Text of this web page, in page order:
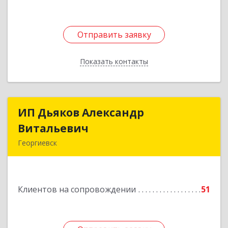
Отправить заявку
Показать контакты
Отправить заявку
Назад
ИП Дьяков Александр
Витальевич
Георгиевск
Клиентов на сопровождении 51
ИП Дьяков Александр